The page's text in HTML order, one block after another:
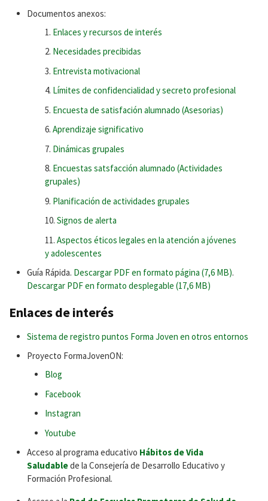
Documentos anexos:
Enlaces y recursos de interés
Necesidades precibidas
Entrevista motivacional
Límites de confidencialidad y secreto profesional
Encuesta de satisfación alumnado (Asesorias)
Aprendizaje significativo
Dinámicas grupales
Encuestas satsfacción alumnado (Actividades
grupales)
Planificación de actividades grupales
Signos de alerta
Aspectos éticos legales en la atención a jóvenes
y adolescentes
Guía Rápida. Descargar PDF en formato página (7,6 MB).
Descargar PDF en formato desplegable (17,6 MB)
Enlaces de interés
Sistema de registro puntos Forma Joven en otros entornos
Proyecto FormaJovenON:
Blog
Facebook
Instagran
Youtube
Acceso al programa educativo Hábitos de Vida
Saludablede la Consejería de Desarrollo Educativo y
Formación Profesional.